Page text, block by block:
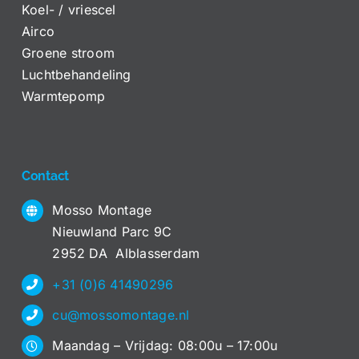
Contact
Mosso Montage
Nieuwland Parc 9C
2952 DA Alblasserdam
+31 (0)6 41490296
cu@mossomontage.nl
Maandag – Vrijdag: 08:00u – 17:00u
Koel- / vriescel
Airco
Groene stroom
Luchtbehandeling
Warmtepomp